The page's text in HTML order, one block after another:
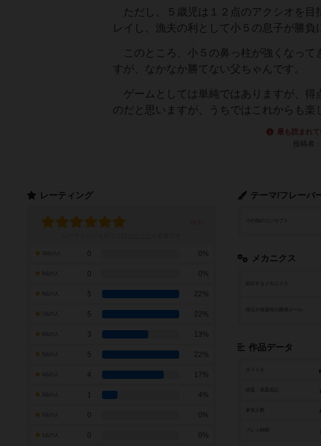
ただし、５歳児は１２点のアクシオを目
レイし、漁夫の利として小５の息子が勝負
このところ、小５の鼻っ柱が強くなって
すが、なかなか勝てない父ちゃんです。
ゲームとしては単純ではありますが、得
のだと思いますが、うちではこれからも楽
最も読まれ
投稿者：
テーマ/フレーバ
その他のコンセプト
メカニクス
頻出するメカニクス
作品データ
タイトル
参加人数
レーティング
0 0%
0 0%
5 22%
7点の人 5 22%
3 13%
5 22%
4 17%
1 4%
0 0%
0 0%